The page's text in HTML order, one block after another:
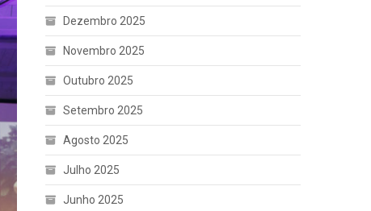
Dezembro 2025
Novembro 2025
Outubro 2025
Setembro 2025
Agosto 2025
Julho 2025
Junho 2025